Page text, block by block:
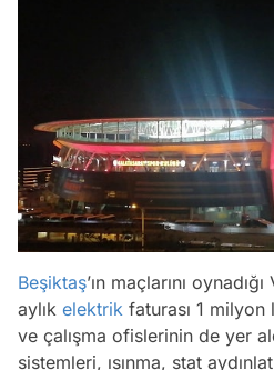
Beşiktaş’ın maçlarını
aylık elektrik faturası 1 milyon
ve çalışma ofislerinin de yer
sistemleri, ısınma, stat